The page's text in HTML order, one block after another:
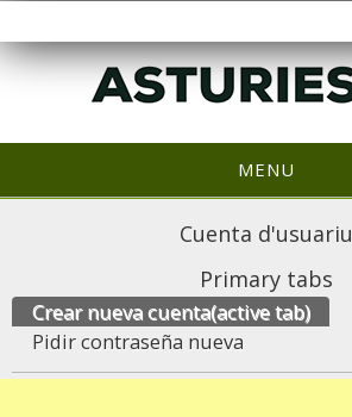
MENU
Cuenta d'usuariu
Primary tabs
Crear nueva cuenta(active tab)
Pidir contraseña nueva